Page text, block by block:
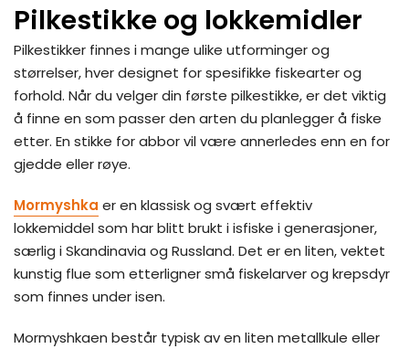
Pilkestikke og lokkemidler
Pilkestikker finnes i mange ulike utforminger og
størrelser, hver designet for spesifikke fiskearter og
forhold. Når du velger din første pilkestikke, er det viktig
å finne en som passer den arten du planlegger å fiske
etter. En stikke for abbor vil være annerledes enn en for
gjedde eller røye.
Mormyshka er en klassisk og svært effektiv
lokkemiddel som har blitt brukt i isfiske i generasjoner,
særlig i Skandinavia og Russland. Det er en liten, vektet
kunstig flue som etterligner små fiskelarver og krepsdyr
som finnes under isen.
Mormyshkaen består typisk av en liten metallkule eller